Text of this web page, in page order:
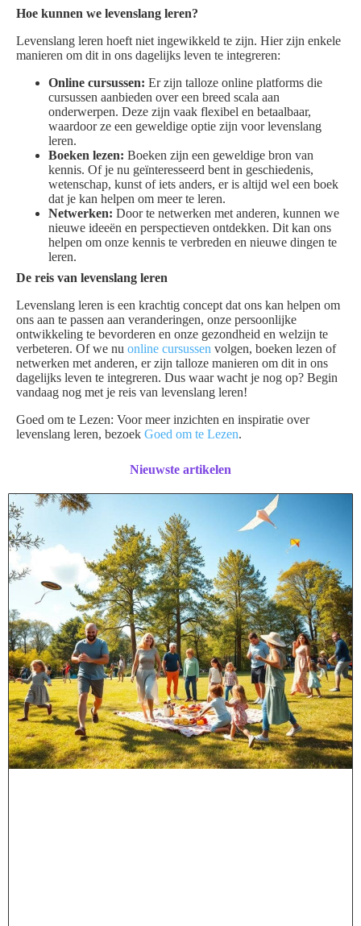
Hoe kunnen we levenslang leren?
Levenslang leren hoeft niet ingewikkeld te zijn. Hier zijn enkele
manieren om dit in ons dagelijks leven te integreren:
Online cursussen: Er zijn talloze online platforms die
cursussen aanbieden over een breed scala aan
onderwerpen. Deze zijn vaak flexibel en betaalbaar,
waardoor ze een geweldige optie zijn voor levenslang
leren.
Boeken lezen: Boeken zijn een geweldige bron van
kennis. Of je nu geïnteresseerd bent in geschiedenis,
wetenschap, kunst of iets anders, er is altijd wel een boek
dat je kan helpen om meer te leren.
Netwerken: Door te netwerken met anderen, kunnen we
nieuwe ideeën en perspectieven ontdekken. Dit kan ons
helpen om onze kennis te verbreden en nieuwe dingen te
leren.
De reis van levenslang leren
Levenslang leren is een krachtig concept dat ons kan helpen om
ons aan te passen aan veranderingen, onze persoonlijke
ontwikkeling te bevorderen en onze gezondheid en welzijn te
verbeteren. Of we nu online cursussen volgen, boeken lezen of
netwerken met anderen, er zijn talloze manieren om dit in ons
dagelijks leven te integreren. Dus waar wacht je nog op? Begin
vandaag nog met je reis van levenslang leren!
Goed om te Lezen: Voor meer inzichten en inspiratie over
levenslang leren, bezoek Goed om te Lezen.
Nieuwste artikelen